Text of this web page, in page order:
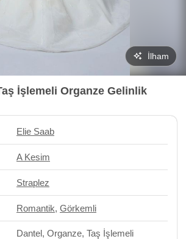
İlham
İşlemeli Organze Gelinlik
Elie Saab
A Kesim
Straplez
Romantik, Görkemli
Dantel, Organze, Taş İşlemeli